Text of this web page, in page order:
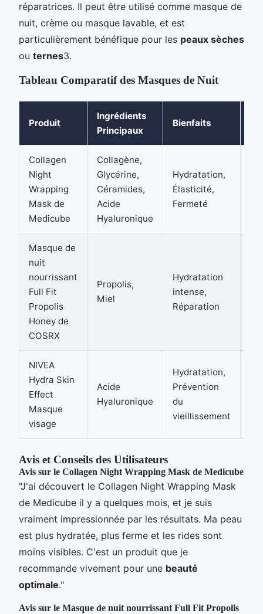
réparatrices. Il peut être utilisé comme masque de
nuit, crème ou masque lavable, et est
particulièrement bénéfique pour les peaux sèches
ou ternes3.
Tableau Comparatif des Masques de Nuit
Produit
Ingrédients
Principaux
Bienfaits
Collagen
Night
Wrapping
Mask de
Medicube
Collagène,
Glycérine,
Céramides,
Acide
Hyaluronique
Hydratation,
Élasticité,
Fermeté
Masque de
nuit
nourrissant
Full Fit
Propolis
Honey de
COSRX
Propolis,
Miel
Hydratation
intense,
Réparation
NIVEA
Hydra Skin
Effect
Masque
visage
Acide
Hyaluronique
Hydratation,
Prévention
du
vieillissement
Avis et Conseils des Utilisateurs
Avis sur le Collagen Night Wrapping Mask de Medicube
"J'ai découvert le Collagen Night Wrapping Mask
de Medicube il y a quelques mois, et je suis
vraiment impressionnée par les résultats. Ma peau
est plus hydratée, plus ferme et les rides sont
moins visibles. C'est un produit que je
recommande vivement pour une beauté
optimale."
Avis sur le Masque de nuit nourrissant Full Fit Propolis